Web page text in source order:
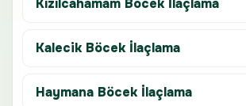
Kızılcahamam Böcek İlaçlama
Kalecik Böcek İlaçlama
Haymana Böcek İlaçlama